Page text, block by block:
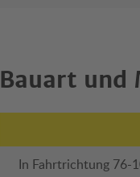
Bauart und
In Fahrtrichtung 76-